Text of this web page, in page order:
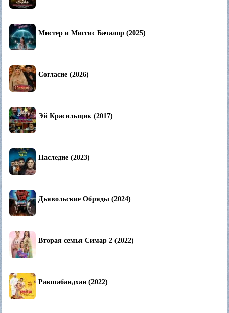
Мистер и Миссис Бачалор (2025)
Согласие (2026)
Эй Красильщик (2017)
Наследие (2023)
Дьявольские Обряды (2024)
Вторая семья Симар 2 (2022)
Ракшабандхан (2022)